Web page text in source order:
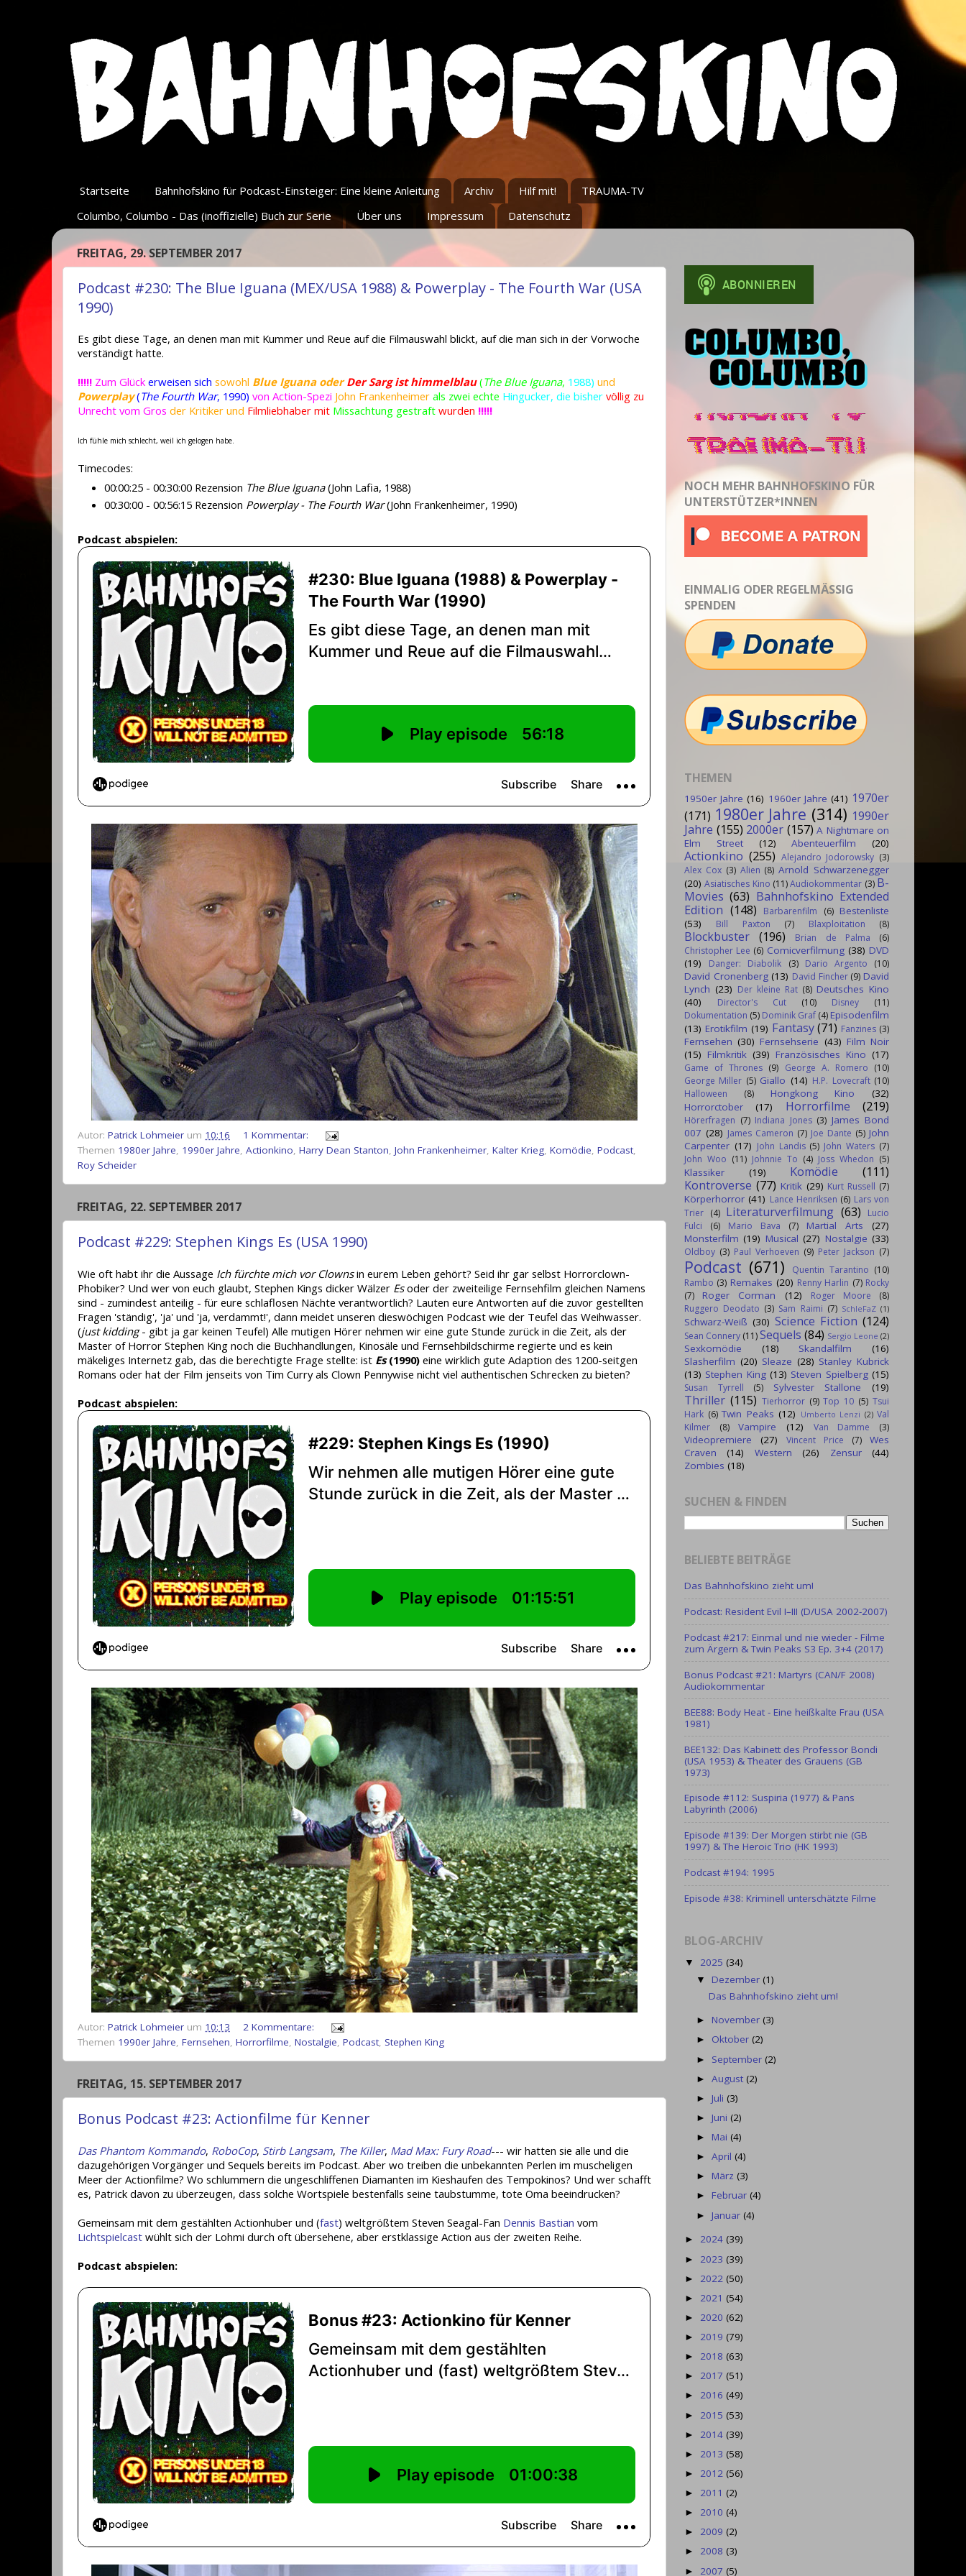
Startseite Bahnhofskino für Podcast-Einsteiger: Eine kleine Anleitung Archiv Hilf mit!
TRAUMA-TV
Columbo, Columbo - Das (inoffizielle) Buch zur Serie
Über uns Impressum Datenschutz
FREITAG, 29. SEPTEMBER 2017
Podcast #230: The Blue Iguana (MEX/USA 1988) & Powerplay - The Fourth War (USA
1990)
Es gibt diese Tage, an denen man mit Kummer und Reue auf die Filmauswahl blickt, auf die man sich in der Vorwoche
verständigt hatte.
!!!!! Zum Glück erweisen sich sowohl Blue Iguana oderDer Sarg ist himmelblau (The Blue Iguana, 1988) und
Powerplay (The Fourth War, 1990) von Action-Spezi John Frankenheimer als zwei echte Hingucker, die bisher völlig zu
Unrecht vom Gros der Kritiker und Filmliebhaber mit Missachtung gestraft wurden !!!!!
Ich fühle mich schlecht, weil ich gelogen habe.
Timecodes:
00:00:25 - 00:30:00 Rezension The Blue Iguana(John Lafia, 1988)
00:30:00 - 00:56:15 Rezension Powerplay - The Fourth War (John Frankenheimer, 1990)
Podcast abspielen:
Autor: Patrick Lohmeier um 10:16
1 Kommentar:
Themen 1980er Jahre, 1990er Jahre, Actionkino, Harry Dean Stanton, John Frankenheimer, Kalter Krieg, Komödie, Podcast,
Roy Scheider
FREITAG, 22. SEPTEMBER 2017
Podcast #229: Stephen Kings Es (USA 1990)
Wie oft habt ihr die Aussage Ich fürchte mich vor Clownsin eurem Leben gehört? Seid ihr gar selbst Horrorclown-
Phobiker? Und wer von euch glaubt, Stephen Kings dicker Wälzer Esoder der zweiteilige Fernsehfilm gleichen Namens
sind - zumindest anteilig - für eure schlaflosen Nächte verantwortlich? Lauten eure Antworten auf die zuvor gestellten
Fragen 'ständig', 'ja' und 'ja, verdammt!', dann meidet unseren dieswöchigen Podcast wie der Teufel das Weihwasser.
(just kidding- gibt ja gar keinen Teufel) Alle mutigen Hörer nehmen wir eine gute Stunde zurück in die Zeit, als der
Master of Horror Stephen King noch die Buchhandlungen, Kinosäle und Fernsehbildschirme regierte und es kein
mäkeliges Internetz gab, das die berechtigte Frage stellte: ist Es(1990) eine wirklich gute Adaption des 1200-seitgen
Romans oder hat der Film jenseits von Tim Curry als Clown Pennywise nicht viel authentischen Schrecken zu bieten?
Podcast abspielen:
Autor: Patrick Lohmeier um 10:13
2 Kommentare:
Themen 1990er Jahre, Fernsehen, Horrorfilme, Nostalgie, Podcast, Stephen King
FREITAG, 15. SEPTEMBER 2017
Bonus Podcast #23: Actionfilme für Kenner
Das Phantom Kommando, RoboCop, Stirb Langsam, The Killer, Mad Max: Fury Road--- wir hatten sie alle und die
dazugehörigen Vorgänger und Sequels bereits im Podcast. Aber wo treiben die unbekannten Perlen im muscheligen
Meer der Actionfilme? Wo schlummern die ungeschliffenen Diamanten im Kieshaufen des Tempokinos? Und wer schafft
es, Patrick davon zu überzeugen, dass solche Wortspiele bestenfalls seine taubstumme, tote Oma beeindrucken?
Gemeinsam mit dem gestählten Actionhuber und (fast) weltgrößtem Steven Seagal-Fan Dennis Bastian vom
Lichtspielcast wühlt sich der Lohmi durch oft übersehene, aber erstklassige Action aus der zweiten Reihe.
Podcast abspielen:
NOCH MEHR BAHNHOFSKINO FÜR
UNTERSTÜTZER*INNEN
EINMALIG ODER REGELMÄSSIG S
PENDEN
THEMEN
1950er Jahre (16) 1960er Jahre (41) 1970er
(171) 1980er Jahre (314) 1990er
Jahre (155) 2000er (157) A Nightmare on
Elm Street
(12) Abenteuerfilm (20)
Actionkino (255) Alejandro Jodorowsky (3)
Alex Cox (3) Alien (8) Arnold Schwarzenegger
(20) Asiatisches Kino (11)Audiokommentar (3) B-
Movies (63) Bahnhofskino Extended
Edition (148) Barbarenfilm (6) Bestenliste
(53)
Bill Paxton (7) Blaxploitation (8)
Blockbuster (196) Brian de Palma
(6)
Christopher Lee (6) Comicverfilmung (38) DVD
(19)
Danger: Diabolik (3) Dario Argento (10)
David Cronenberg (13) David Fincher (9) David
Lynch (23) Der kleine Rat (8) Deutsches Kino
(40)
Director's Cut (10) Disney
(11)
Dokumentation (5) Dominik Graf (4) Episodenfilm
(13) Erotikfilm (19) Fantasy (71) Fanzines (3)
Fernsehen (30) Fernsehserie (43) Film Noir
(15) Filmkritik (39) Französisches Kino (17)
Game of Thrones (9) George A. Romero (10)
George Miller (5) Giallo (14) H.P. Lovecraft (10)
Halloween
(8) Hongkong Kino
(32)
Horrorctober
(17) Horrorfilme (219)
Hörerfragen (7) Indiana Jones (3) James Bond
007 (28) James Cameron (7) Joe Dante (5) John
Carpenter (17) John Landis (5) John Waters (7)
John Woo (11) Johnnie To (4) Joss Whedon (5)
Klassiker (19) Komödie
(111)
Kontroverse (77) Kritik (29) Kurt Russell (7)
Körperhorror (41) Lance Henriksen (6) Lars von
Trier (4) Literaturverfilmung (63)
Lucio
Fulci
(6) Mario Bava (7) Martial Arts
(27)
Monsterfilm (19) Musical (27) Nostalgie (33)
Oldboy (3) Paul Verhoeven (9) Peter Jackson (7)
Podcast (671) Quentin Tarantino (10)
Rambo (3) Remakes (20) Renny Harlin (7) Rocky
(7)
Roger Corman (12) Roger Moore
(8)
Ruggero Deodato (3) Sam Raimi (7) SchleFaZ (1)
Schwarz-Weiß (30) Science Fiction (124)
Sean Connery (11)Sequels (84) Sergio Leone (2)
Sexkomödie (18) Skandalfilm
(16)
Slasherfilm (20) Sleaze (28) Stanley Kubrick
(13) Stephen King (13) Steven Spielberg (15)
Susan Tyrrell (5) Sylvester Stallone (19)
Thriller (115) Tierhorror (9) Top 10 (5) Tsui
Hark (6) Twin Peaks (12) Umberto Lenzi (2) Val
Kilmer
(8) Vampire (12) Van Damme (3)
Videopremiere (27) Vincent Price (7)
Wes
Craven
(14) Western (26) Zensur
(44)
Zombies (18)
SUCHEN & FINDEN
BELIEBTE BEITRÄGE
Das Bahnhofskino zieht um!
Podcast: Resident Evil I–III (D/USA 2002-2007)
Podcast #217: Einmal und nie wieder - Filme
zum Ärgern & Twin Peaks S3 Ep. 3+4 (2017)
Bonus Podcast #21: Martyrs (CAN/F 2008)
Audiokommentar
BEE88: Body Heat - Eine heißkalte Frau (USA
1981)
BEE132: Das Kabinett des Professor Bondi
(USA 1953) & Theater des Grauens (GB
1973)
Episode #112: Suspiria (1977) & Pans
Labyrinth (2006)
Episode #139: Der Morgen stirbt nie (GB
1997) & The Heroic Trio (HK 1993)
Podcast #194: 1995
Episode #38: Kriminell unterschätzte Filme
BLOG-ARCHIV
▼ 2025 (34)
▼ Dezember(1)
Das Bahnhofskino zieht um!
► November(3)
► Oktober(2)
► September(2)
►August(2)
► Juli(3)
► Juni(2)
► Mai(4)
►April(4)
► März(3)
► Februar(4)
► Januar(4)
► 2024 (39)
► 2023 (39)
► 2022 (50)
► 2021 (54)
► 2020 (62)
► 2019 (79)
► 2018 (63)
► 2017 (51)
► 2016 (49)
► 2015 (53)
► 2014 (39)
► 2013 (58)
► 2012 (56)
► 2011 (2)
► 2010 (4)
► 2009 (2)
► 2008 (3)
► 2007 (5)